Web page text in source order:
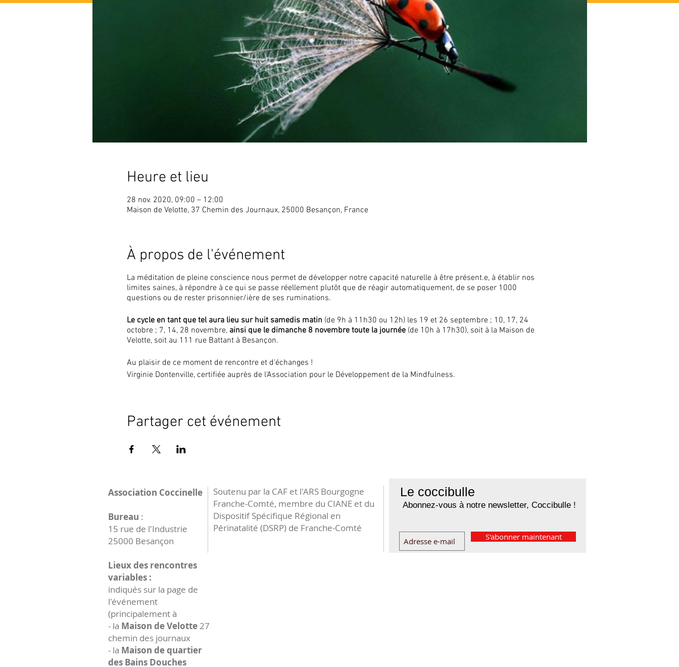
Heure et lieu
28 nov. 2020, 09:00 – 12:00
Maison de Velotte, 37 Chemin des Journaux, 25000 Besançon, France
À propos de l'événement
La méditation de pleine conscience nous permet de développer notre capacité naturelle à être présent.e, à établir nos
limites saines, à répondre à ce qui se passe réellement plutôt que de réagir automatiquement, de se poser 1000
questions ou de rester prisonnier/ière de ses ruminations.
Le cycle en tant que tel aura lieu sur huit samedis matin (de 9h à 11h30 ou 12h) les 19 et 26 septembre ; 10, 17, 24
octobre ; 7, 14, 28 novembre,ainsi que le dimanche 8 novembre toute la journée(de 10h à 17h30), soit à la Maison de
Velotte, soit au 111 rue Battant à Besançon.
Au plaisir de ce moment de rencontre et d'échanges !
Virginie Dontenville, certifiée auprès de l'Association pour le Développement de la Mindfulness.
Partager cet événement
Le coccibulle
Abonnez-vous à notre newsletter, Coccibulle !
S'abonner maintenant
Association Coccinelle
Bureau :
15 rue de l'Industrie
25000 Besançon
Lieux des rencontres
variables :
indiqués sur la page de
l'événement
(principalement à
- la Maison de Velotte27
chemin des journaux
- la Maison de quartier
des Bains Douches
Soutenu par la CAF et l'ARS Bourgogne
Franche-Comté, membre du CIANE et du
Dispositif Spécifique Régional en
Périnatalité (DSRP) de Franche-Comté